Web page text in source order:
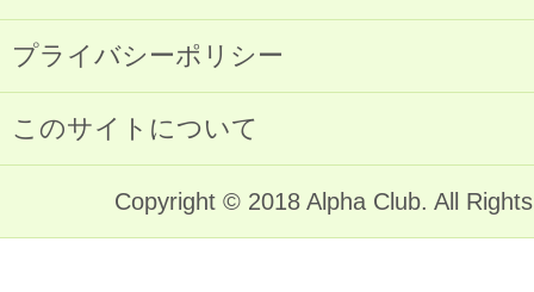
プライバシーポリシー
このサイトについて
Copyright © 2018 Alpha Club. All